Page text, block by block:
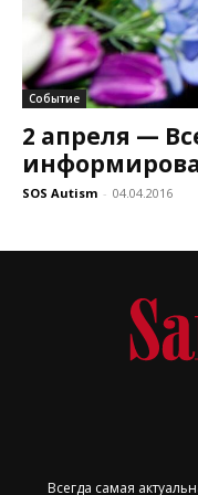
Событие
2 апреля —
SOS Autism - 04.04.2016
Всегда самая